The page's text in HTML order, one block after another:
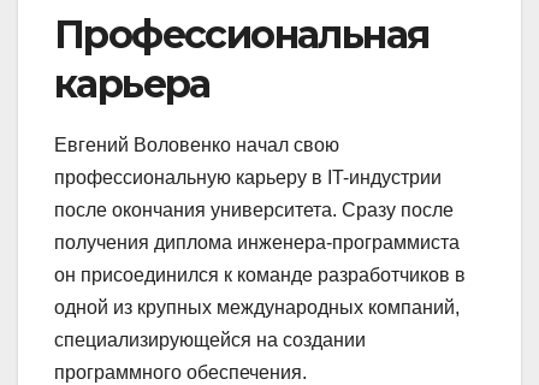
Профессиональная
карьера
Евгений Воловенко начал свою
профессиональную карьеру в IT-индустрии
после окончания университета. Сразу после
получения диплома инженера-программиста
он присоединился к команде разработчиков в
одной из крупных международных компаний,
специализирующейся на создании
программного обеспечения.